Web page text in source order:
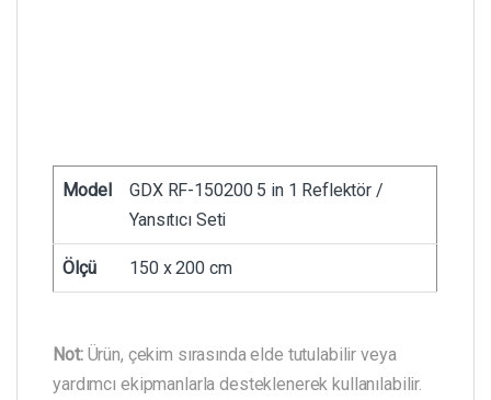
Model
GDX RF-150200 5 in 1 Reflektör /
Yansıtıcı Seti
Ölçü 150 x 200 cm
Not:Ürün, çekim sırasında elde tutulabilir veya
yardımcı ekipmanlarla desteklenerek kullanılabilir.